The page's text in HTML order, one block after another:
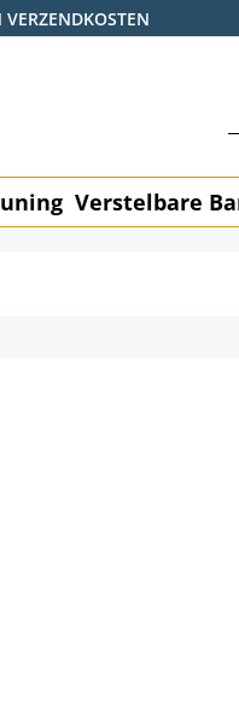
VERZENDKOSTEN
Verstelbare